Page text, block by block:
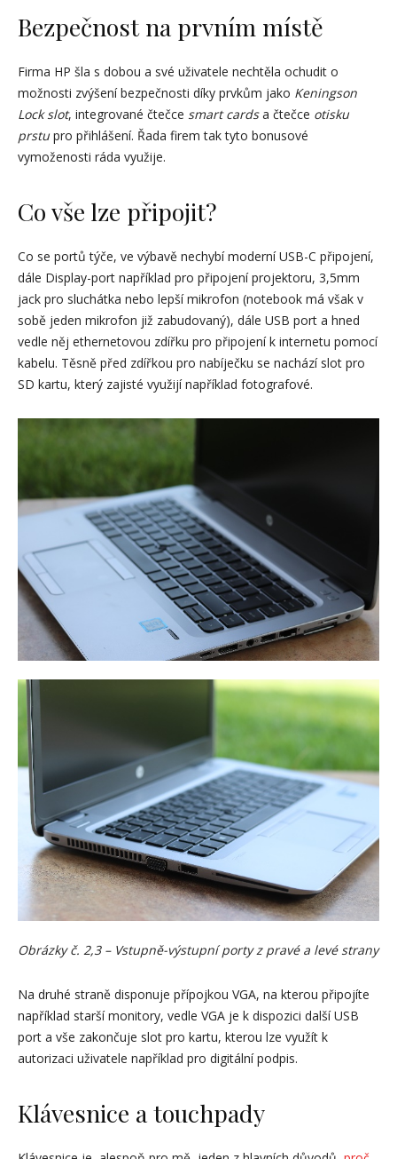
Bezpečnost na prvním místě
Firma HP šla s dobou a své uživatele nechtěla ochudit o
možnosti zvýšení bezpečnosti díky prvkům jako Keningson
Lock slot, integrované čtečce smart cardsa čtečce otisku
prstu pro přihlášení. Řada firem tak tyto bonusové
vymoženosti ráda využije.
Co vše lze připojit?
Co se portů týče, ve výbavě nechybí moderní USB-C připojení,
dále Display-port například pro připojení projektoru, 3,5mm
jack pro sluchátka nebo lepší mikrofon (notebook má však v
sobě jeden mikrofon již zabudovaný), dále USB port a hned
vedle něj ethernetovou zdířku pro připojení k internetu pomocí
kabelu. Těsně před zdířkou pro nabíječku se nachází slot pro
SD kartu, který zajisté využijí například fotografové.
Obrázky č. 2,3 – Vstupně-výstupní porty z pravé a levé strany
Na druhé straně disponuje přípojkou VGA, na kterou připojíte
například starší monitory, vedle VGA je k dispozici další USB
port a vše zakončuje slot pro kartu, kterou lze využít k
autorizaci uživatele například pro digitální podpis.
Klávesnice a touchpady